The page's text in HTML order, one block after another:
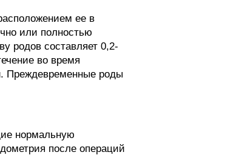
ее в
или полностью
родов составляет 0,2-
во время
Преждевременные роды
нормальную
после операций